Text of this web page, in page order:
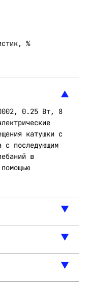
%
0002, 0.25 Вт, 8
катушки с
с последующим
в